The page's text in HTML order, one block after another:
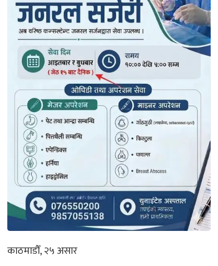
काठमाडौँ, २५ असार